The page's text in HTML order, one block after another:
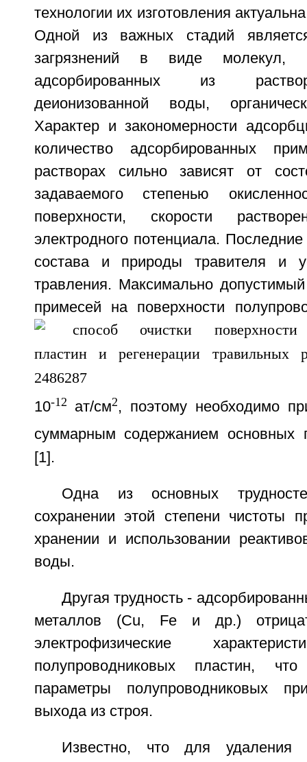
технологии их изготовления
Одной из важных стадий
загрязнений в виде
адсорбированных из
деионизованной воды,
Характер и закономерности
количество адсорбированных
растворах сильно зависят от
задаваемого степенью
поверхности, скорости
электродного потенциала.
состава и природы травителя и
травления. Максимально
примесей на поверхности
10-12 ат/см2, поэтому необходимо
суммарным содержанием основных
[1].
Одна из основных
сохранении этой степени чистоты
хранении и использовании
воды.
Другая трудность -
металлов (Cu, Fe и др.)
электрофизические
полупроводниковых пластин,
параметры полупроводниковых
выхода из строя.
Известно, что для удаления